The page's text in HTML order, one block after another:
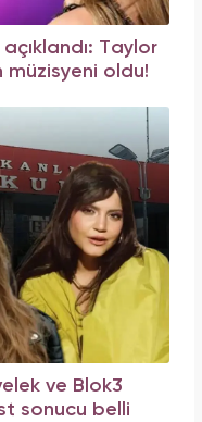
Taylor
müzisyeni oldu!
ve Blok3
sonucu belli